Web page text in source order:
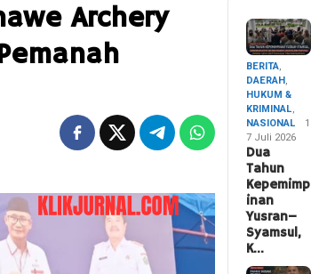
Archery
BERITA,
DAERAH,
HUKUM &
KRIMINAL,
NASIONAL
1
7 Juli 2026
Dua
Tahun
Kepemimp
inan
Yusran–
Syamsul,
K…